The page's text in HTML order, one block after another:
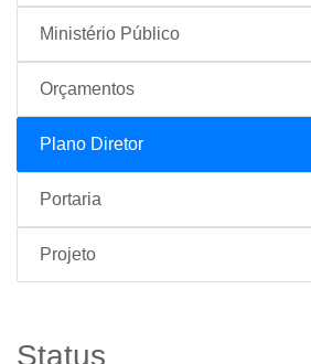
Ministério Público
Orçamentos
Plano Diretor
Portaria
Projeto
Status